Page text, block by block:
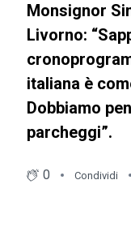
Monsignor
Livorno:
italiana è
Dobbiamo
parcheggi”.
0 Condividi